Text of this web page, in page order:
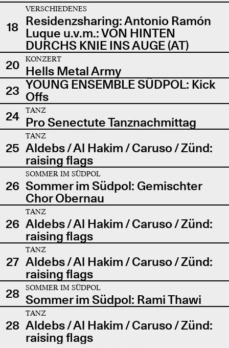
18
VERSCHIEDENES
Residenzsharing: Antonio Ramón
Luque u.v.m.: VON HINTEN
DURCHS KNIE INS AUGE (AT)
20
KONZERT
Hells Metal Army
23 YOUNG ENSEMBLE SÜDPOL: Kick
Offs
24
TANZ
Pro Senectute Tanznachmittag
25
TANZ
Aldebs / Al Hakim / Caruso / Zünd:
raising flags
26
SOMMER IM SÜDPOL
Sommer im Südpol: Gemischter
Chor Obernau
26
TANZ
Aldebs / Al Hakim / Caruso / Zünd:
raising flags
27
TANZ
Aldebs / Al Hakim / Caruso / Zünd:
raising flags
28
SOMMER IM SÜDPOL
Sommer im Südpol: Rami Thawi
28
TANZ
Aldebs / Al Hakim / Caruso / Zünd:
raising flags